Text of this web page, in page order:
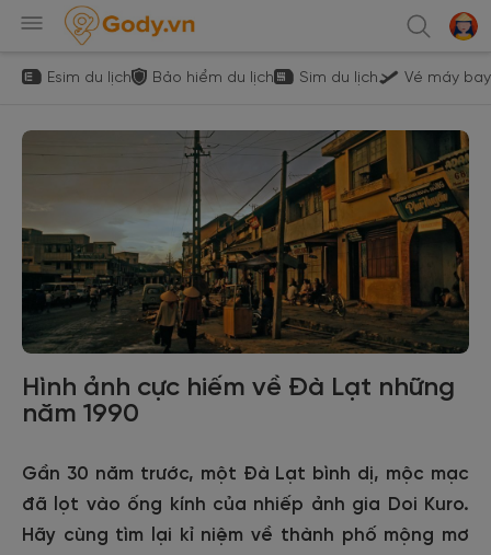
Esim du lịch Bảo hiểm du lịch Sim du lịch Vé máy bay
Hình ảnh cực hiếm về Đà Lạt những
năm 1990
Gần 30 năm trước, một Đà Lạt bình dị, mộc mạc
đã lọt vào ống kính của nhiếp ảnh gia Doi Kuro.
Hãy cùng tìm lại kỉ niệm về thành phố mộng mơ